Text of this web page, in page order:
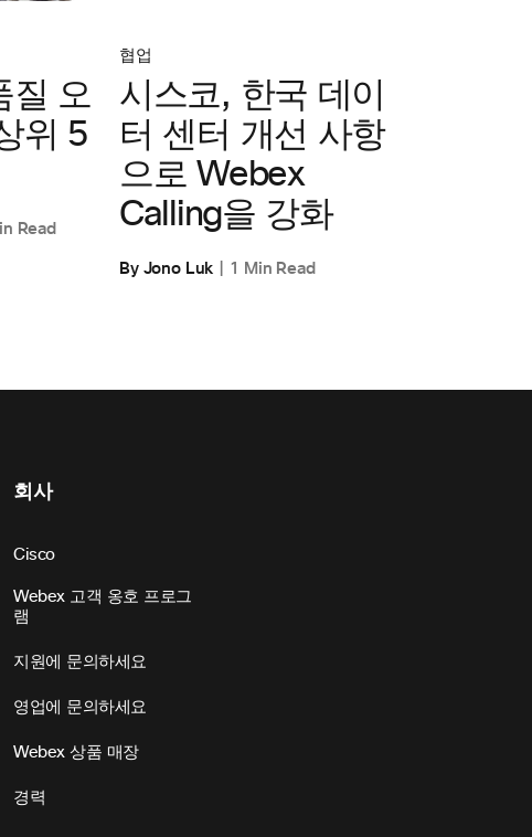
질 오
위 5
Read
협업
시스코, 한국 데이
터 센터 개선 사항
으로 Webex
Calling을 강화
By Jono Luk 1 Min Read
회사
Cisco
Webex 고객 옹호 프로그
램
지원에 문의하세요
영업에 문의하세요
Webex 상품 매장
경력